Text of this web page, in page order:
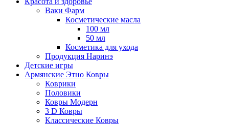
Ваки Фарм
Косметические масла
100 мл
50 мл
Косметика для ухода
Продукция Наринэ
Детские игры
Армянские Этно Ковры
Коврики
Половики
Ковры Модерн
3 D Ковры
Классические Ковры